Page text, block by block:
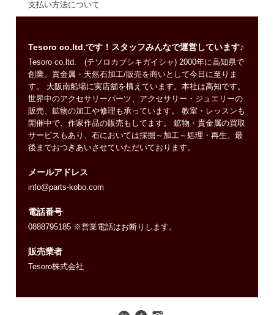
支払い方法について
Tesoro co.ltd.です！スタッフみんなで運営しています♪
Tesoro co.ltd. (テソロカブシキガイシャ) 2000年に高知県で
創業。貴金属・天然石加工/販売を商いとして今日に至りま
す。 大阪南船場に実店舗を構えています。本社は高知です。
世界中のアクセサリーパーツ、アクセサリー・ジュエリーの
販売、鉱物の加工や修理も承っています。 教室・レッスンも
開催中で、作家作品の販売もしてます。 鉱物・貴金属の買取
サービスもあり、石においては採掘～加工～処理・再生、最
後までおつきあいさせていただいております。
メールアドレス
info@parts-kobo.com
電話番号
0888795185 ※営業電話はお断りします。
販売業者
Tesoro株式会社